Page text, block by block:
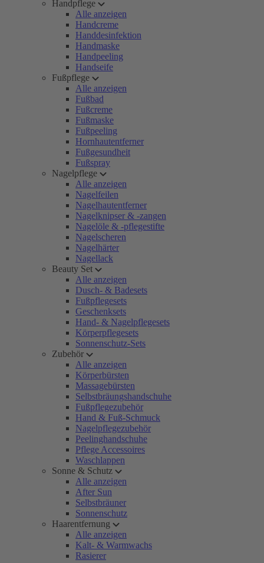
Handpflege
Alle anzeigen
Handcreme
Handdesinfektion
Handmaske
Handpeeling
Handseife
Fußpflege
Alle anzeigen
Fußbad
Fußcreme
Fußmaske
Fußpeeling
Hornhautentferner
Fußgesundheit
Fußspray
Nagelpflege
Alle anzeigen
Nagelfeilen
Nagelhautentferner
Nagelknipser & -zangen
Nagelöle & -pflegestifte
Nagelscheren
Nagelhärter
Nagellack
Beauty Set
Alle anzeigen
Dusch- & Badesets
Fußpflegesets
Geschenksets
Hand- & Nagelpflegesets
Körperpflegesets
Sonnenschutz-Sets
Zubehör
Alle anzeigen
Körperbürsten
Massagebürsten
Selbstbräungshandschuhe
Fußpflegezubehör
Hand & Fuß-Schmuck
Nagelpflegezubehör
Peelinghandschuhe
Pflege Accessoires
Waschlappen
Sonne & Schutz
Alle anzeigen
After Sun
Selbstbräuner
Sonnenschutz
Haarentfernung
Alle anzeigen
Kalt- & Warmwachs
Rasierer